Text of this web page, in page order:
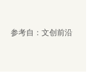
参考自：文创前沿